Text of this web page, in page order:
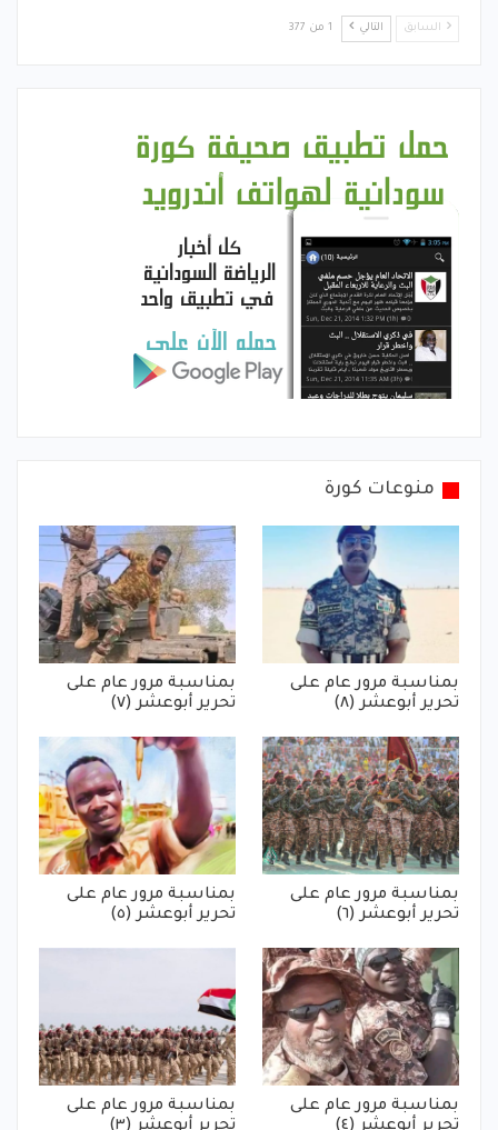
السابق التالي 1 من 377
منوعات كورة
بمناسبة مرور عام على
تحرير أبوعشر (٨)
بمناسبة مرور عام على
تحرير أبوعشر (٧)
بمناسبة مرور عام على
تحرير أبوعشر (٦)
بمناسبة مرور عام على
تحرير أبوعشر (٥)
بمناسبة مرور عام على
بمناسبة مرور عام على